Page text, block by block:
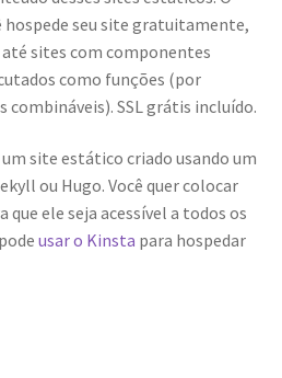
hospede seu site gratuitamente,
sites com componentes
como funções (por
SSL grátis incluído.
site estático criado usando um
ou Hugo. Você quer colocar
ele seja acessível a todos os
usar o Kinsta para hospedar